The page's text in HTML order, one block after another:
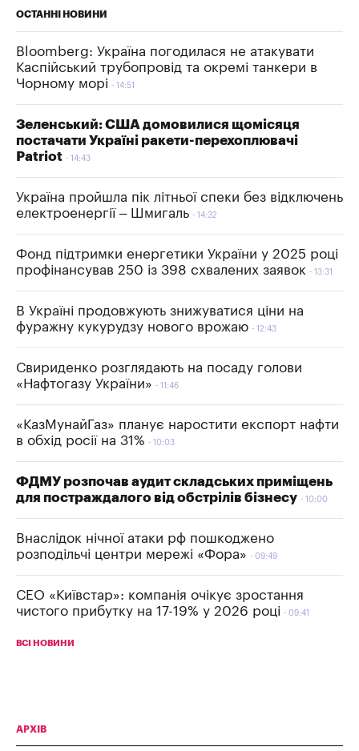
ОСТАННІ НОВИНИ
Bloomberg: Україна погодилася не атакувати
Каспійський трубопровід та окремі танкери в
Чорному морі
14:51
Зеленський: США домовилися щомісяця
постачати Україні ракети-перехоплювачі
Patriot
14:43
Україна пройшла пік літньої спеки без відключень
електроенергії – Шмигаль
14:32
Фонд підтримки енергетики України у 2025 році
профінансував 250 із 398 схвалених заявок
13:31
В Україні продовжують знижуватися ціни на
фуражну кукурудзу нового врожаю
12:43
Свириденко розглядають на посаду голови
«Нафтогазу України»
11:46
«КазМунайГаз» планує наростити експорт нафти
в обхід росії на 31%
10:03
ФДМУ розпочав аудит складських приміщень
для постраждалого від обстрілів бізнесу
10:00
Внаслідок нічної атаки рф пошкоджено
розподільчі центри мережі «Фора»
09:49
СЕО «Київстар»: компанія очікує зростання
чистого прибутку на 17-19% у 2026 році
09:41
ВСІ НОВИНИ
АРХІВ